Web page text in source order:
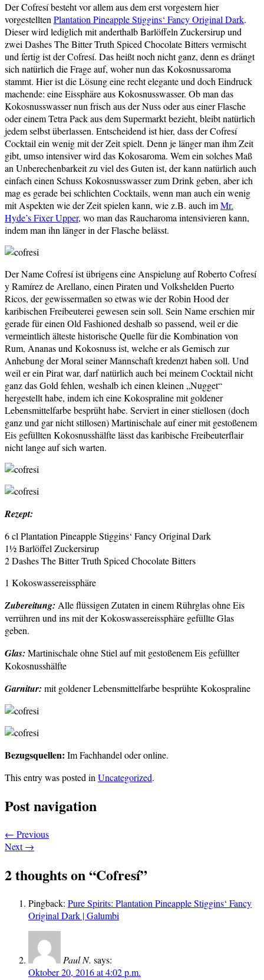
Der Cofresí besteht vor allem aus dem erst vorgestern hier
vorgestelltenPlantation Pineapple Stiggins‘ Fancy Original Dark.
Dieser wird lediglich mit anderthalb Barlöffeln Zuckersirup und
zwei Dashes The Bitter Truth Spiced Chocolate Bitters vermischt
und fertig ist der Cofresí. Das heißt noch nicht ganz, denn es drängt
sich natürlich die Frage auf, woher nun das Kokosnussaroma
stammt. Hier ist die Lösung eine recht elegante und doch Eindruck
machende: eine Eissphäre aus Kokosnusswasser. Ob man das
Kokosnusswasser nun frisch aus der Nuss oder aus einer Flasche
oder einem Tetra Pack aus dem Supermarkt bezieht, bleibt natürlich
jedem selbst überlassen. Entscheidend ist hier, dass der Cofresí
Cocktail ein wenig mit der Zeit spielt. Denn je länger man ihm Zeit
gibt, umso intensiver wird das Kokosaroma. Wem ein solches Maß
an Unberechenbarkeit zu viel des Guten ist, der kann natürlich auch
einfach einen Schuss Kokosnusswasser zum Drink geben, aber ich
mag es gerade bei schlichten Cocktails, wenn man auch ein wenig
mit Aspekten wie der Zeit spielen kann, wie z.B. auch imMr.
Hyde’s Fixer Upper, wo man das Raucharoma intensivieren kann,
indem man ihn länger in der Flasche belässt.
Der Name Cofresí ist übrigens eine Anspielung auf Roberto Cofresí
y Ramírez de Arellano, einen Piraten und Volkshelden Puerto
Ricos, der gewissermaßen so etwas wie der Robin Hood der
karibischen Freibeuterei gewesen sein soll. Sein Name erschien mir
gerade für einen Old Fashioned deshalb so passend, weil er die
vermeintlich älteste historische Quelle für die Kombination von
Rum, Ananas und Kokosnuss ist, welche er als Gemisch zur
Anhebung der Moral seiner Mannschaft kredenzt haben soll. Und
weil er ein Pirat war, darf natürlich auch bei meinem Cocktail nicht
ganz das Gold fehlen, weshalb ich einen kleinen „Nugget“
hergestellt habe, indem ich eine Kokospraline mit goldener
Lebensmittelfarbe besprüht habe. Serviert in einer stiellosen (doch
ganz und gar nicht stillosen) Martinischale auf einer mit gestoßenem
Eis gefüllten Kokosnusshälfte lässt das karibische Freibeuterflair
nicht lange auf sich warten.
Rezept:
6 cl Plantation Pineapple Stiggins‘ Fancy Original Dark
1½ Barlöffel Zuckersirup
2 Dashes The Bitter Truth Spiced Chocolate Bitters
1 Kokoswassereissphäre
Zubereitung: Alle flüssigen Zutaten in einem Rührglas ohne Eis
verrühren und ins mit der Kokoswassereissphäre gefüllte Glas
geben.
Glas: Martinischale ohne Stiel auf mit gestoßenem Eis gefüllter
Kokosnusshälfte
Garnitur: mit goldener Lebensmittelfarbe besprühte Kokospraline
Bezugsquellen: Im Fachhandel oder online.
This entry was posted inUncategorized.
Post navigation
← Previous
Next→
2 thoughts on “Cofresí”
Pingback: Pure Spirits: Plantation Pineapple Stiggins‘ Fancy
Original Dark | Galumbi
Paul N. says:
Oktober 20, 2016 at 4:02 p.m.